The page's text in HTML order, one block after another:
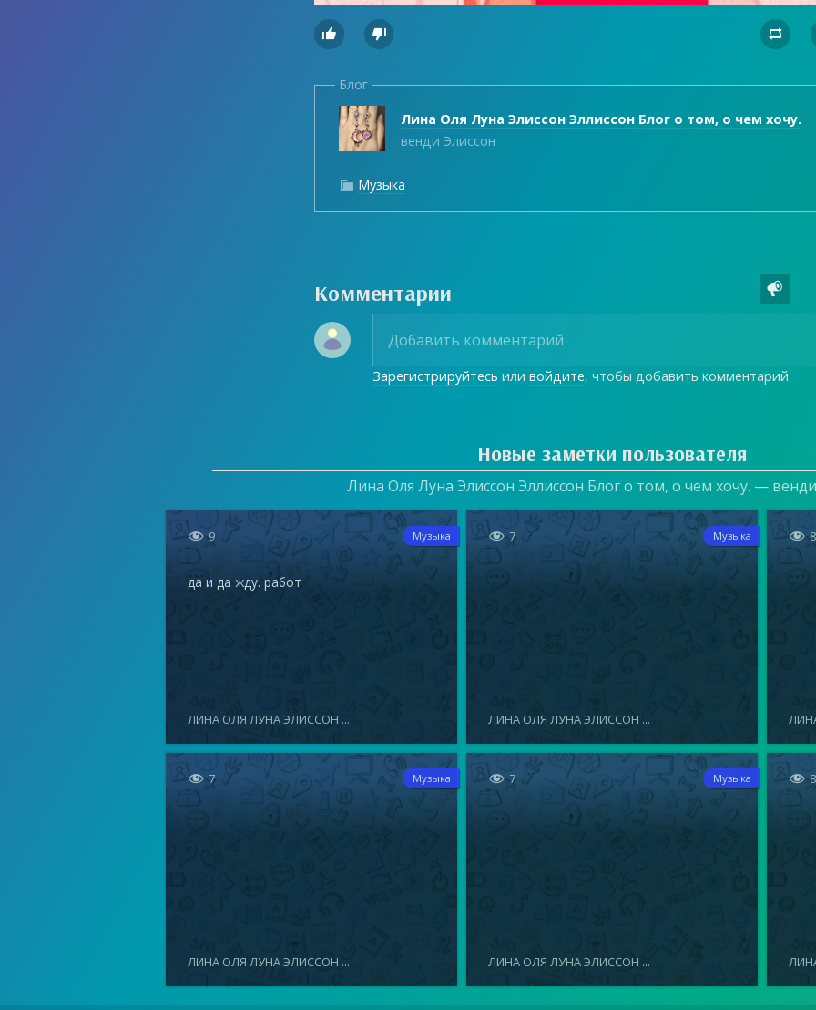
  
Блог
Лина Оля Луна Элиссон Эллиссон Блог о том, о чем хочу.
венди Элиссон
 Музыка
Комментарии 
Зарегистрируйтесь иливойдите, чтобы добавить комментарий
Новые заметки пользователя
Лина Оля Луна Элиссон Эллиссон Блог о том, о чем хочу. —
 9 Музыка
да и да жду. работ
ЛИНА ОЛЯ ЛУНА ЭЛИССОН ...
 7 Музыка
ЛИНА ОЛЯ ЛУНА ЭЛИССОН ...
 8
 7 Музыка
ЛИНА ОЛЯ ЛУНА ЭЛИССОН ...
 7 Музыка
ЛИНА ОЛЯ ЛУНА ЭЛИССОН ...
 8